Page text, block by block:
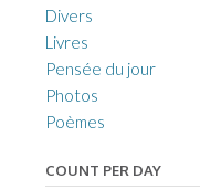
Divers
Livres
Pensée du jour
Photos
Poèmes
COUNT PER DAY